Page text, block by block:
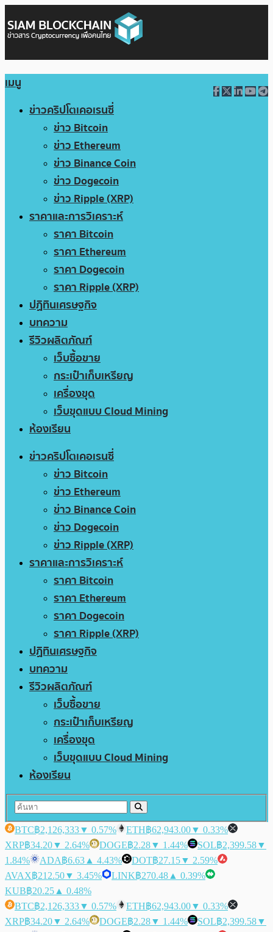
เมนู
ข่าวคริปโตเคอเรนซี่
ข่าว Bitcoin
ข่าว Ethereum
ข่าว Binance Coin
ข่าว Dogecoin
ข่าว Ripple (XRP)
ราคาและการวิเคราะห์
ราคา Bitcoin
ราคา Ethereum
ราคา Dogecoin
ราคา Ripple (XRP)
ปฏิทินเศรษฐกิจ
บทความ
รีวิวผลิตภัณฑ์
เว็บซื้อขาย
กระเป๋าเก็บเหรียญ
เครื่องขุด
เว็บขุดแบบ Cloud Mining
ห้องเรียน
ข่าวคริปโตเคอเรนซี่
ข่าว Bitcoin
ข่าว Ethereum
ข่าว Binance Coin
ข่าว Dogecoin
ข่าว Ripple (XRP)
ราคาและการวิเคราะห์
ราคา Bitcoin
ราคา Ethereum
ราคา Dogecoin
ราคา Ripple (XRP)
ปฏิทินเศรษฐกิจ
บทความ
รีวิวผลิตภัณฑ์
เว็บซื้อขาย
กระเป๋าเก็บเหรียญ
เครื่องขุด
เว็บขุดแบบ Cloud Mining
ห้องเรียน
BTC฿2,126,333▼ 0.57% ETH฿62,943.00▼ 0.33%
XRP฿34.20▼ 2.64% DOGE฿2.28▼ 1.44% SOL฿2,399.58▼
1.84%
ADA฿6.63 ▲ 4.43% DOT฿27.15▼ 2.59%
AVAX฿212.50▼ 3.45% LINK฿270.48 ▲ 0.39%
KUB฿20.25 ▲ 0.48%
BTC฿2,126,333▼ 0.57% ETH฿62,943.00▼ 0.33%
XRP฿34.20▼ 2.64% DOGE฿2.28▼ 1.44% SOL฿2,399.58▼